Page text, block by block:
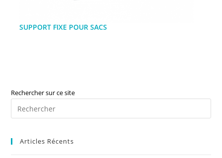
SUPPORT FIXE POUR SACS
Rechercher sur ce site
Articles Récents